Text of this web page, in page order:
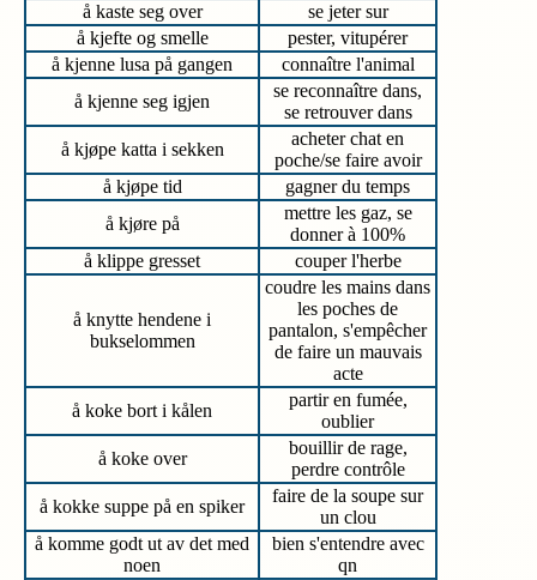
å kaste seg over
se jeter sur
å kjefte og smelle
pester, vitupérer
å kjenne lusa på gangen
connaître l'animal
å kjenne seg igjen
se reconnaître dans,
se retrouver dans
å kjøpe katta i sekken
acheter chat en
poche/se faire avoir
å kjøpe tid
gagner du temps
å kjøre på
mettre les gaz, se
donner à 100%
å klippe gresset
couper l'herbe
å knytte hendene i
bukselommen
coudre les mains dans
les poches de
pantalon, s'empêcher
de faire un mauvais
acte
å koke bort i kålen
partir en fumée,
oublier
å koke over
bouillir de rage,
perdre contrôle
å kokke suppe på en spiker
faire de la soupe sur
un clou
å komme godt ut av det med
noen
bien s'entendre avec
qn